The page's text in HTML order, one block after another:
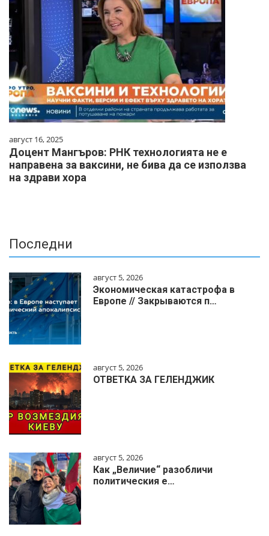
август 16, 2025
Доцент Мангъров: РНК технологията не е
направена за ваксини, не бива да се използва
на здрави хора
Последни
август 5, 2026
Экономическая катастрофа в
Европе // Закрываются п…
август 5, 2026
ОТВЕТКА ЗА ГЕЛЕНДЖИК
август 5, 2026
Как „Величие“ разобличи
политическия е…